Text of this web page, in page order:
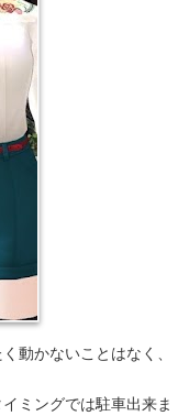
動かないことはなく、
ミングでは駐車出来ま